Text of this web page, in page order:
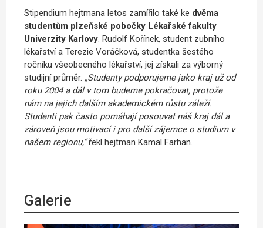
Stipendium hejtmana letos zamířilo také ke dvěma
studentům plzeňské pobočky Lékařské fakulty
Univerzity Karlovy. Rudolf Kořínek, student zubního
lékařství a Terezie Voráčková, studentka šestého
ročníku všeobecného lékařství, jej získali za výborný
studijní průměr. „Studenty podporujeme jako kraj už od
roku 2004 a dál v tom budeme pokračovat, protože
nám na jejich dalším akademickém růstu záleží.
Studenti pak často pomáhají posouvat náš kraj dál a
zároveň jsou motivací i pro další zájemce o studium v
našem regionu,“řekl hejtman Kamal Farhan.
Galerie